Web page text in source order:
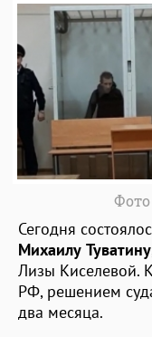
Сегодня
Михаилу Туватину
Лизы Киселевой.
РФ, решением
два месяца.